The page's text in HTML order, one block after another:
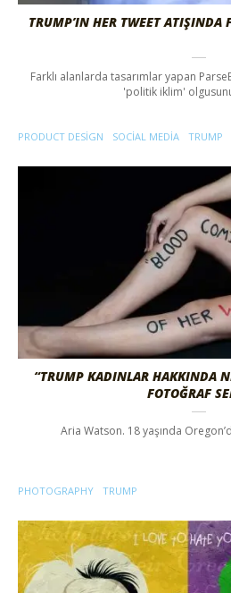
TRUMP’IN HER TWEET ATIŞINDA
Farklı alanlarda tasarımlar yapan
'politik iklim'
PRODUCT DESIGN SOCIAL MEDIA TRUMP
“TRUMP KADINLAR HAKKINDA
FOTOĞRAF
Aria Watson. 18 yaşında
PHOTOGRAPHY TRUMP